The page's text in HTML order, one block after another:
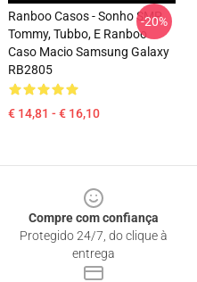
Ranboo Casos - Sonho SMP
Tommy, Tubbo, E Ranboo
Caso Macio Samsung Galaxy
RB2805
€ 14,81 - € 16,10
-20%
Compre com confiança
Protegido 24/7, do clique à
entrega